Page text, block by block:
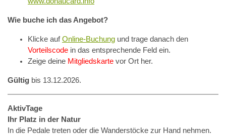
Wie buche ich das Angebot?
Klicke aufOnline-Buchung und trage danach den
Vorteilscode in das entsprechende Feld ein.
Zeige deine Mitgliedskarte vor Ort her.
Gültig bis 13.12.2026.
AktivTage
Ihr Platz in der Natur
In die Pedale treten oder die Wanderstöcke zur Hand nehmen.